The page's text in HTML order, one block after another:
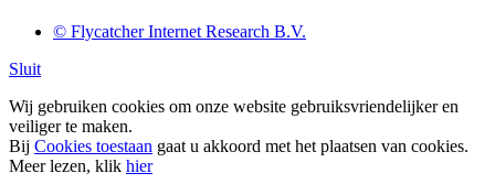
© Flycatcher Internet Research B.V.
Sluit
Wij gebruiken cookies om onze website gebruiksvriendelijker en
veiliger te maken.
Bij Cookies toestaan gaat u akkoord met het plaatsen van cookies.
Meer lezen, klik hier